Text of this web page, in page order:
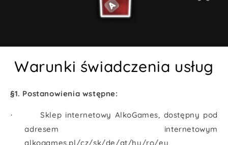
Warunki świadczenia usług
§1. Postanowienia wstępne:
·
Sklep internetowy AlkoGames, dostępny pod
adresem internetowym
alkogames.pl/cz/sk/de/at/hu/ro/eu,